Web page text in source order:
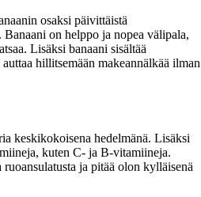
osaksi päivittäistä
Banaani on helppo ja nopea välipala,
Lisäksi banaani sisältää
hillitsemään makeannälkää ilman
keskikokoisena hedelmänä. Lisäksi
kuten C- ja B-vitamiineja.
ja pitää olon kylläisenä